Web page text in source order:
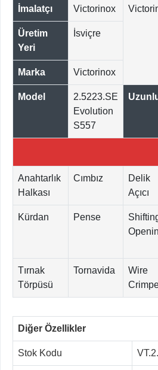
İmalatçı Victorinox
Üretim
Yeri
İsviçre
Marka Victorinox
Model
2.5223.SE
Evolution
S557
Anahtarlık
Halkası
Cımbız
Delik
Açıcı
Kürdan Pense
Tırnak
Törpüsü
Tornavida
Wire
Diğer Özellikler
Stok Kodu